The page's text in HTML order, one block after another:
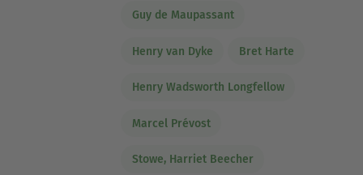
Guy de Maupassant
Henry van Dyke Bret Harte
Henry Wadsworth Longfellow
Marcel Prévost
Stowe, Harriet Beecher